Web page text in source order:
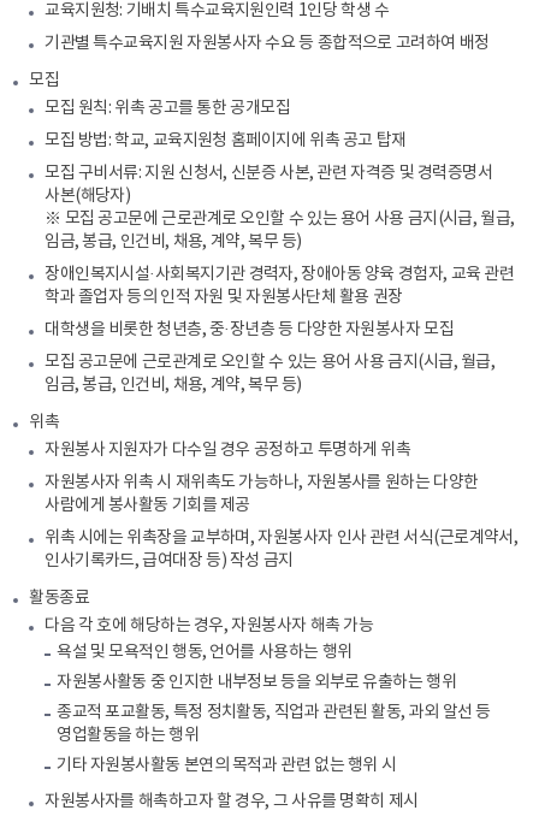
교육지원청: 기배치 특수교육지원인력 1인당 학생 수
기관별 특수교육지원 자원봉사자 수요 등 종합적으로 고려하여 배정
모집
모집 원칙: 위촉 공고를 통한 공개모집
모집 방법: 학교, 교육지원청 홈페이지에 위촉 공고 탑재
모집 구비서류: 지원 신청서, 신분증 사본, 관련 자격증 및 경력증명서
사본(해당자)
※ 모집 공고문에 근로관계로 오인할 수 있는 용어 사용 금지(시급, 월급,
임금, 봉급, 인건비, 채용, 계약, 복무 등)
장애인복지시설·사회복지기관 경력자, 장애아동 양육 경험자, 교육 관련
학과 졸업자 등의 인적 자원 및 자원봉사단체 활용 권장
대학생을 비롯한 청년층, 중·장년층 등 다양한 자원봉사자 모집
모집 공고문에 근로관계로 오인할 수 있는 용어 사용 금지(시급, 월급,
임금, 봉급, 인건비, 채용, 계약, 복무 등)
위촉
자원봉사 지원자가 다수일 경우 공정하고 투명하게 위촉
자원봉사자 위촉 시 재위촉도 가능하나, 자원봉사를 원하는 다양한
사람에게 봉사활동 기회를 제공
위촉 시에는 위촉장을 교부하며, 자원봉사자 인사 관련 서식(근로계약서,
인사기록카드, 급여대장 등) 작성 금지
활동종료
다음 각 호에 해당하는 경우, 자원봉사자 해촉 가능
욕설 및 모욕적인 행동, 언어를 사용하는 행위
자원봉사활동 중 인지한 내부정보 등을 외부로 유출하는 행위
종교적 포교활동, 특정 정치활동, 직업과 관련된 활동, 과외 알선 등
영업활동을 하는 행위
기타 자원봉사활동 본연의 목적과 관련 없는 행위 시
자원봉사자를 해촉하고자 할 경우, 그 사유를 명확히 제시